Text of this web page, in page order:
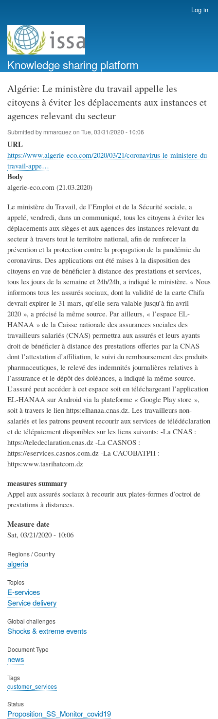
account
menu
Log in
Knowledge sharing platform
Algérie: Le ministère du travail appelle les
citoyens à éviter les déplacements aux instances et
agences relevant du secteur
Submitted by mmarquezon Tue, 03/31/2020 - 10:06
URL
https://www.algerie-eco.com/2020/03/21/coronavirus-le-ministere-du-
travail-appe…
Body
algerie-eco.com (21.03.2020)
Le ministère du Travail, de l’Emploi et de la Sécurité sociale, a
appelé, vendredi, dans un communiqué, tous les citoyens à éviter les
déplacements aux sièges et aux agences des instances relevant du
secteur à travers tout le territoire national, afin de renforcer la
prévention et la protection contre la propagation de la pandémie du
coronavirus. Des applications ont été mises à la disposition des
citoyens en vue de bénéficier à distance des prestations et services,
tous les jours de la semaine et 24h/24h, a indiqué le ministère. « Nous
informons tous les assurés sociaux, dont la validité de la carte Chifa
devrait expirer le 31 mars, qu’elle sera valable jusqu’à fin avril
2020 », a précisé la même source. Par ailleurs, « l’espace EL-
HANAA » de la Caisse nationale des assurances sociales des
travailleurs salariés (CNAS) permettra aux assurés et leurs ayants
droit de bénéficier à distance des prestations offertes par la CNAS
dont l’attestation d’affiliation, le suivi du remboursement des produits
pharmaceutiques, le relevé des indemnités journalières relatives à
l’assurance et le dépôt des doléances, a indiqué la même source.
L’assuré peut accéder à cet espace soit en téléchargeant l’application
EL-HANAA sur Android via la plateforme « Google Play store »,
soit à travers le lien https:elhanaa.cnas.dz. Les travailleurs non-
salariés et les patrons peuvent recourir aux services de télédéclaration
et de télépaiement disponibles sur les liens suivants: -La CNAS :
https://teledeclaration.cnas.dz -La CASNOS :
https://eservices.casnos.com.dz -La CACOBATPH :
https:www.tasrihatcom.dz
measures summary
Appel aux assurés sociaux à recourir aux plates-formes d’octroi de
prestations à distances.
Measure date
Sat, 03/21/2020 - 10:06
Regions / Country
algeria
Topics
E-services
Service delivery
Global challenges
Shocks & extreme events
Document Type
news
Tags
customer_services
Status
Proposition_SS_Monitor_covid19